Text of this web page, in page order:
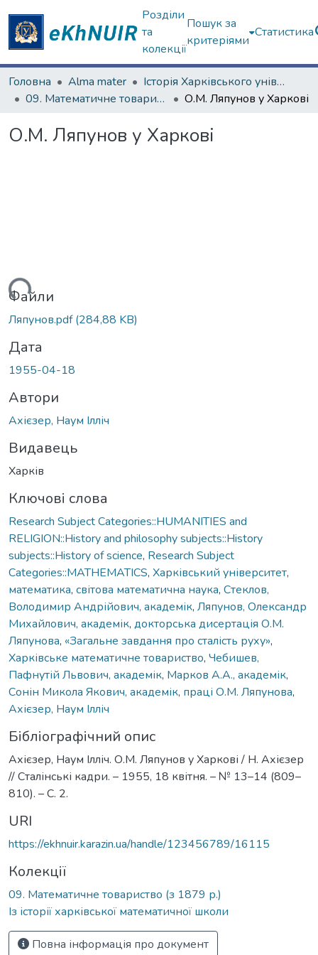
Розділи
та
колекції
Пошук за
критеріями
Статистика
Головна Alma mater
Історія Харківського університету
09. Математичне товариство (з 1879 р.)
О.М. Ляпунов у Харкові
О.М. Ляпунов у Харкові
Файли
Ляпунов.pdf(284,88 KB)
Дата
1955-04-18
Автори
Ахієзер, Наум Ілліч
Видавець
Харків
Ключові слова
Research Subject Categories::HUMANITIES and
RELIGION::History and philosophy subjects::History
subjects::History of science, Research Subject
Categories::MATHEMATICS, Харківський університет,
математика, світова математична наука, Стеклов,
Володимир Андрійович, академік, Ляпунов, Олександр
Михайлович, академік, докторська дисертація О.М.
Ляпунова, «Загальне завдання про сталість руху»,
Харківське математичне товариство, Чебишев,
Пафнутій Львович, академік, Марков А.А., академік,
Сонін Микола Якович, академік, праці О.М. Ляпунова,
Ахієзер, Наум Ілліч
Бібліографічний опис
Ахієзер, Наум Ілліч. О.М. Ляпунов у Харкові / Н. Ахієзер
// Сталінські кадри. – 1955, 18 квітня. – № 13–14 (809–
810). – С. 2.
URI
https://ekhnuir.karazin.ua/handle/123456789/16115
Колекції
09. Математичне товариство (з 1879 р.)
Із історії харківської математичної школи
Повна інформація про документ